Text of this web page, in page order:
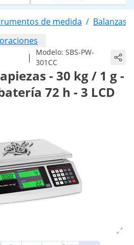
de medida / Balanzas
| Modelo: SBS-PW-
301CC
- 30 kg / 1 g -
72 h - 3 LCD